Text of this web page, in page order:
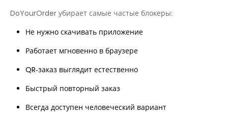
DoYourOrder убирает самые частые блокеры:
Не нужно скачивать приложение
Работает мгновенно в браузере
QR‑заказ выглядит естественно
Быстрый повторный заказ
Всегда доступен человеческий вариант